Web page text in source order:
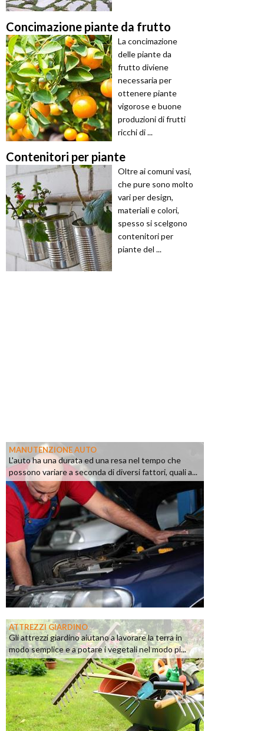
Concimazione piante da frutto
La concimazione
delle piante da
frutto diviene
necessaria per
ottenere piante
vigorose e buone
produzioni di frutti
ricchi di ...
Contenitori per piante
Oltre ai comuni vasi,
che pure sono molto
vari per design,
materiali e colori,
spesso si scelgono
contenitori per
piante del ...
MANUTENZIONE AUTO
L'auto ha una durata ed una resa nel tempo che
possono variare a seconda di diversi fattori, quali a...
ATTREZZI GIARDINO
Gli attrezzi giardino aiutano a lavorare la terra in
modo semplice e a potare i vegetali nel modo pi...